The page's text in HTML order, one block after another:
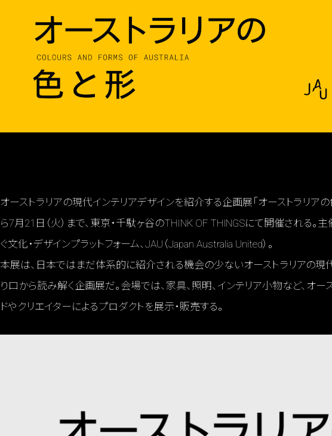
オーストラリアの現代インテリアデザインを紹介する企画展「オーストラリアの
ら7月21日（火）まで、東京・千駄ヶ谷のTHINK OF THINGSにて開催される。
ぐ文化・デザインプラットフォーム、JAU（Japan Australia United）。
本展は、日本ではまだ体系的に紹介される機会の少ないオーストラリアの現代
り口から読み解く企画展だ。会場では、家具、照明、インテリア小物など、オ
ドやクリエイターによるプロダクトを展示・販売する。